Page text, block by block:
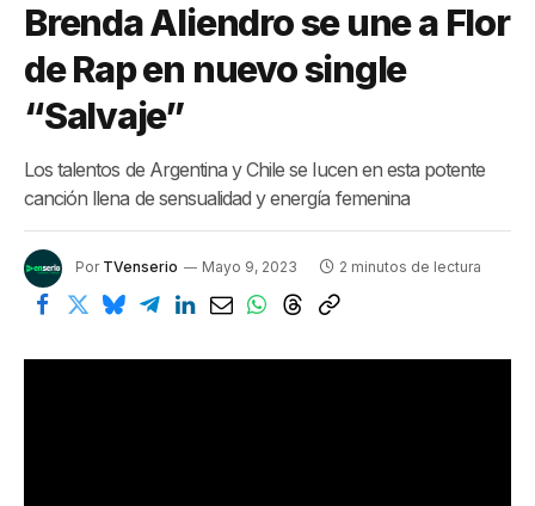
Brenda Aliendro se une a Flor
de Rap en nuevo single
“Salvaje”
Los talentos de Argentina y Chile se lucen en esta potente
canción llena de sensualidad y energía femenina
Por TVenserio Mayo 9, 2023 2 minutos de lectura